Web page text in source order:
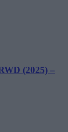
(2025) –